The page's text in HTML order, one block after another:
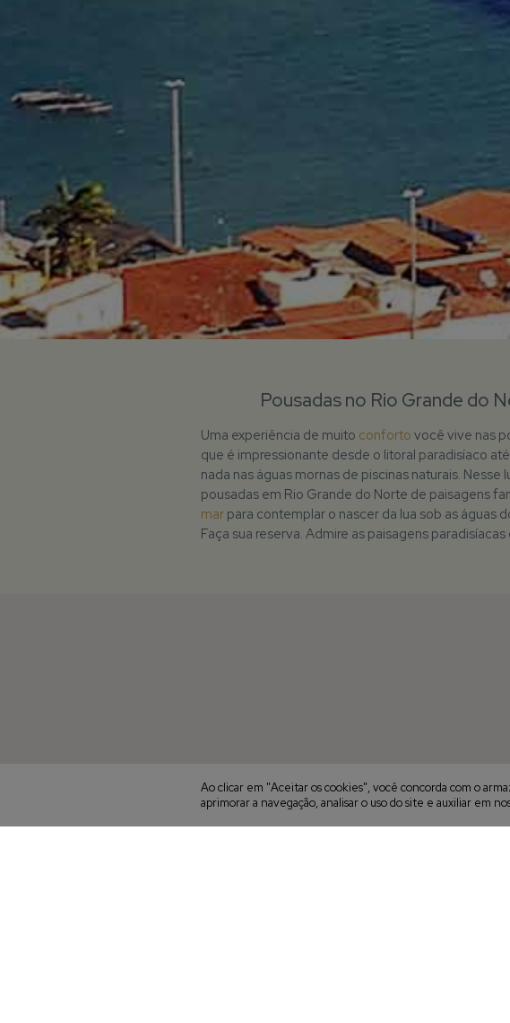
Pousadas no Rio Grande do
Uma experiência de muito conforto você vive nas
que é impressionante desde o litoral paradisíaco
nada nas águas mornas de piscinas naturais.
pousadas em Rio Grande do Norte de paisagens
mar para contemplar o nascer da lua sob as águas
Faça sua reserva. Admire as paisagens
Ao clicar em "Aceitar os cookies", você concorda com o
aprimorar a navegação, analisar o uso do site e auxiliar em